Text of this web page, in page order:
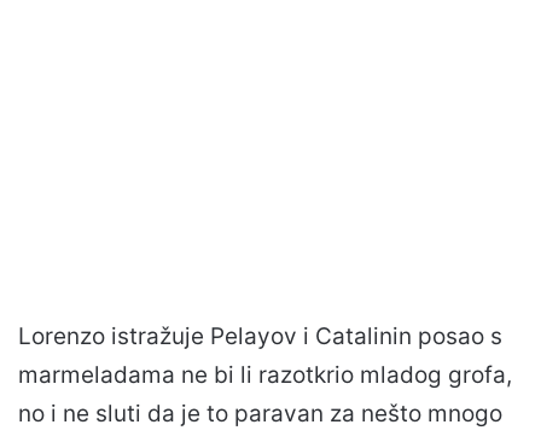
Lorenzo istražuje Pelayov i Catalinin posao s
marmeladama ne bi li razotkrio mladog grofa,
no i ne sluti da je to paravan za nešto mnogo